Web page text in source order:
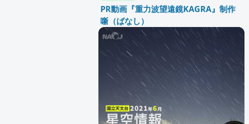
PR動画『重力波望遠鏡KAGRA』制作
噺（ばなし）